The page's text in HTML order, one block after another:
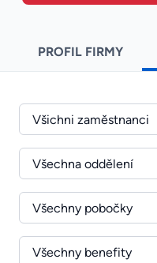
PROFIL FIRMY